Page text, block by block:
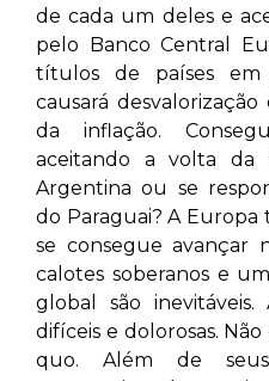
de cada um deles e
pelo Banco Central
títulos de países
causará
da inflação.
aceitando a volta da
Argentina ou se
do Paraguai? A Europa
se consegue avançar
calotes soberanos e
global são inevitáveis.
difíceis e dolorosas.
quo. Além de